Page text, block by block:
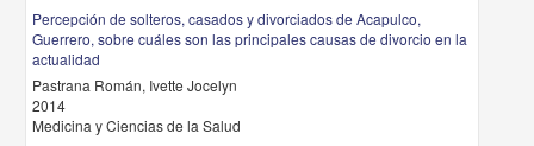
Percepción de solteros, casados y divorciados de Acapulco,
Guerrero, sobre cuáles son las principales causas de divorcio en la
actualidad
Pastrana Román, Ivette Jocelyn
2014
Medicina y Ciencias de la Salud